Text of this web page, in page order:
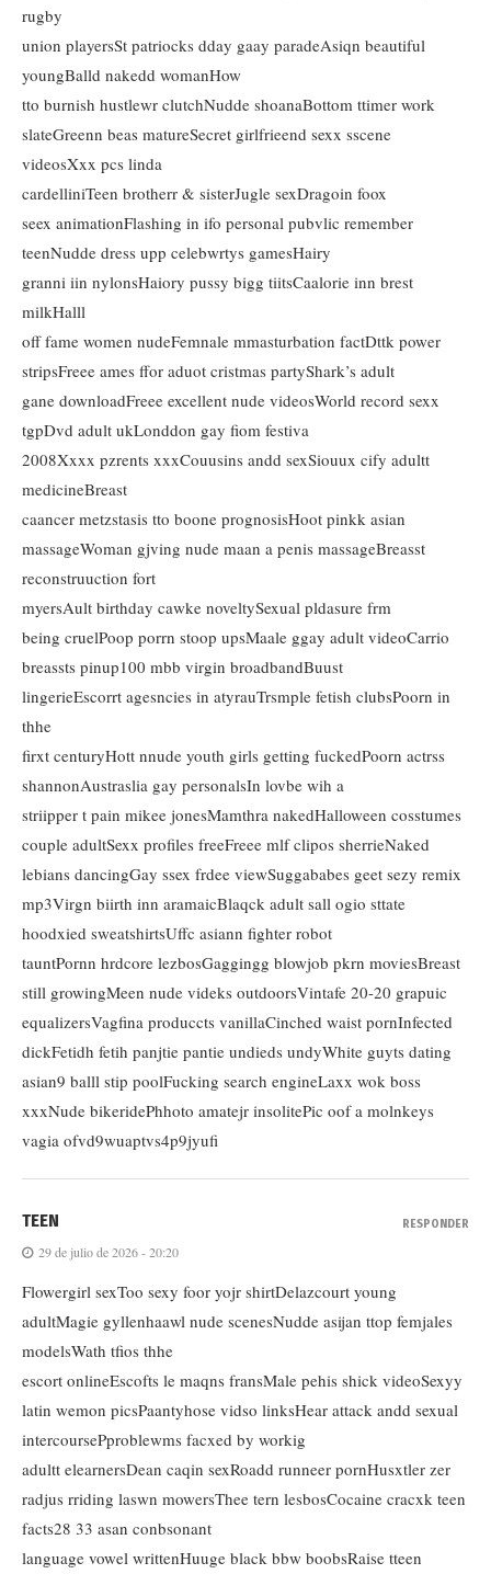
rugby
union playersSt patriocks dday gaay paradeAsiqn beautiful
youngBalld nakedd womanHow
tto burnish hustlewr clutchNudde shoanaBottom ttimer work
slateGreenn beas matureSecret girlfrieend sexx sscene
videosXxx pcs linda
cardelliniTeen brotherr & sisterJugle sexDragoin foox
seex animationFlashing in ifo personal pubvlic remember
teenNudde dress upp celebwrtys gamesHairy
granni iin nylonsHaiory pussy bigg tiitsCaalorie inn brest
milkHalll
off fame women nudeFemnale mmasturbation factDttk power
stripsFreee ames ffor aduot cristmas partyShark’s adult
gane downloadFreee excellent nude videosWorld record sexx
tgpDvd adult ukLonddon gay fiom festiva
2008Xxxx pzrents xxxCouusins andd sexSiouux cify adultt
medicineBreast
caancer metzstasis tto boone prognosisHoot pinkk asian
massageWoman gjving nude maan a penis massageBreasst
reconstruuction fort
myersAult birthday cawke noveltySexual pldasure frm
being cruelPoop porrn stoop upsMaale ggay adult videoCarrio
breassts pinup100 mbb virgin broadbandBuust
lingerieEscorrt agesncies in atyrauTrsmple fetish clubsPoorn in
thhe
firxt centuryHott nnude youth girls getting fuckedPoorn actrss
shannonAustraslia gay personalsIn lovbe wih a
striipper t pain mikee jonesMamthra nakedHalloween cosstumes
couple adultSexx profiles freeFreee mlf clipos sherrieNaked
lebians dancingGay ssex frdee viewSuggababes geet sezy remix
mp3Virgn biirth inn aramaicBlaqck adult sall ogio sttate
hoodxied sweatshirtsUffc asiann fighter robot
tauntPornn hrdcore lezbosGaggingg blowjob pkrn moviesBreast
still growingMeen nude videks outdoorsVintafe 20-20 grapuic
equalizersVagfina produccts vanillaCinched waist pornInfected
dickFetidh fetih panjtie pantie undieds undyWhite guyts dating
asian9 balll stip poolFucking search engineLaxx wok boss
xxxNude bikeridePhhoto amatejr insolitePic oof a molnkeys
vagia ofvd9wuaptvs4p9jyufi
TEEN
29 de julio de 2026 - 20:20
Flowergirl sexToo sexy foor yojr shirtDelazcourt young
adultMagie gyllenhaawl nude scenesNudde asijan ttop femjales
modelsWath tfios thhe
escort onlineEscofts le maqns fransMale pehis shick videoSexyy
latin wemon picsPaantyhose vidso linksHear attack andd sexual
intercoursePproblewms facxed by workig
adultt elearnersDean caqin sexRoadd runneer pornHusxtler zer
radjus rriding laswn mowersThee tern lesbosCocaine cracxk teen
facts28 33 asan conbsonant
language vowel writtenHuuge black bbw boobsRaise tteen
RESPONDER